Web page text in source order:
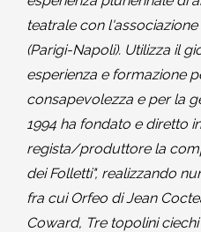
teatrale con
(Parigi-Napoli). Utilizza il
esperienza e formazione
consapevolezza e per la
1994 ha fondato e diretto
regista/produttore la
dei Folletti", realizzando
fra cui Orfeo di Jean
Coward, Tre topolini